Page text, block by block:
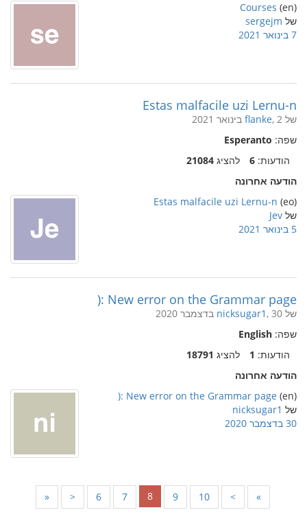
(en)
Courses
של sergejm
7 בינואר 2021
Estas malfacile uzi Lernu-n
של flanke, 2 בינואר 2021
שפה: Esperanto
הודעות: 6 להציג 21084
הודעה אחרונה
(eo)
Estas malfacile uzi Lernu-n
של Jev
5 בינואר 2021
New error on the Grammar page :(
של nicksugar1 , 30 בדצמבר 2020
שפה: English
הודעות: 1 להציג 18791
הודעה אחרונה
(en)
New error on the Grammar page :(
של nicksugar1
30 בדצמבר 2020
« < 6 7 8 9 10 > »